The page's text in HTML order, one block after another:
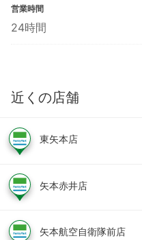
営業時間
24時間
近くの店舗
東矢本店
矢本赤井店
矢本航空自衛隊前店